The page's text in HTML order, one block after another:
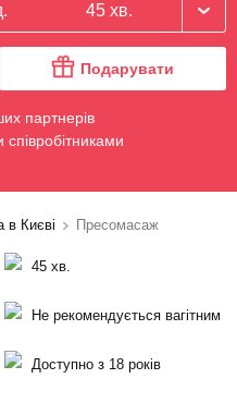
45 хв.
Подарувати
партнерів
в Києві Пресомасаж
45 хв.
Не рекомендується вагітним
Доступно з 18 років